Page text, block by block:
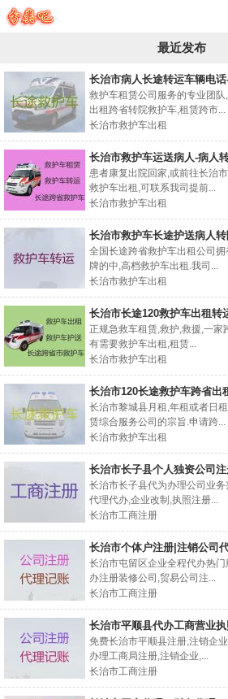
最近发布
长治市病人长途转运车辆电
途
救护车租赁公司服务的专业团队
出租跨省转院救护车,租赁跨市...
长治市救护车出租
长治市救护车运送病人-病人
患者康复出院回家,或前往长治
救护车出租,可联系我司提前...
长治市救护车出租
长治市救护车长途护送病人
全国长途跨省救护车出租公司
牌的中,高档救护车出租.我司...
长治市救护车出租
长治市长途120救护车出租转
正规急救车租赁,救护,救援,一家
有需要救护车出租,租赁...
长治市救护车出租
长治市120长途救护车跨省出
长治市黎城县月租,年租或者日
赁综合服务公司的宗旨.申请跨...
长治市救护车出租
长治市长子县个人独资公司
长治市长子县代为办理公司业
代理代办,企业改制,执照注册...
长治市工商注册
长治市个体户注册|注销公司
长治市屯留区企业全程代办热
办注册装修公司,贸易公司注...
长治市工商注册
长治市平顺县代办工商营业
公司，收费标准
免费长治市平顺县注册,注销企
办理工商局注册,注销企业,...
长治市工商注册